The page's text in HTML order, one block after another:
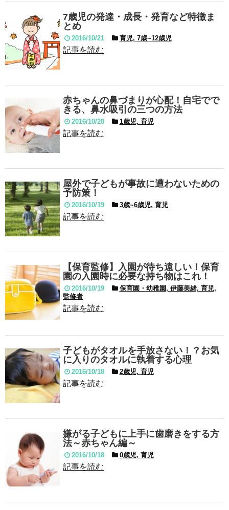
7歳児の発達・成長・発育など特徴ま
とめ
2016/10/21 育児, 7歳~12歳児
記事を読む
赤ちゃんの鼻づまりが心配！自宅でで
きる、鼻水吸引の三つの方法
2016/10/20 1歳児, 育児
記事を読む
屋外で子どもが事故に遭わないための
予防策！
2016/10/19 3歳~6歳児, 育児
記事を読む
【保育監修】入園が待ち遠しい！保育
園の入園時に必要な持ち物はこれ！
2016/10/19
保育園・幼稚園, 伊藤美緒, 育児,
監修者
記事を読む
子どもがタオルを手放さない！？お気
に入りのタオルに執着する心理
2016/10/18 2歳児, 育児
記事を読む
嫌がる子どもに上手に歯磨きをする方
法～赤ちゃん編～
2016/10/18 0歳児, 育児
記事を読む